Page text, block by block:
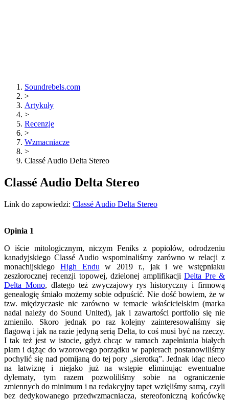
Soundrebels.com
>
Artykuły
>
Recenzje
>
Wzmacniacze
>
Classé Audio Delta Stereo
Classé Audio Delta Stereo
Link do zapowiedzi: Classé Audio Delta Stereo
Opinia 1
O iście mitologicznym, niczym Feniks z popiołów, odrodzeniu
kanadyjskiego Classé Audio wspominaliśmy zarówno w relacji z
monachijskiego High Endu w 2019 r., jak i we wstępniaku
zeszłorocznej recenzji topowej, dzielonej amplifikacjiDelta Pre &
Delta Mono, dlatego też zwyczajowy rys historyczny i firmową
genealogię śmiało możemy sobie odpuścić. Nie dość bowiem, że w
tzw. międzyczasie nic zarówno w temacie właścicielskim (marka
nadal należy do Sound United), jak i zawartości portfolio się nie
zmieniło. Skoro jednak po raz kolejny zainteresowaliśmy się
flagową i jak na razie jedyną serią Delta, to coś musi być na rzeczy.
I tak też jest w istocie, gdyż chcąc w ramach zapełniania białych
plam i dążąc do wzorowego porządku w papierach postanowiliśmy
pochylić się nad pomijaną do tej pory „sierotką”. Jednak idąc nieco
na łatwiznę i niejako już na wstępie eliminując ewentualne
dylematy, tym razem pozwoliliśmy sobie na ograniczenie
zmiennych do minimum i na redakcyjny tapet wzięliśmy samą, czyli
bez dedykowanego przedwzmacniacza, stereofoniczną końcówkę